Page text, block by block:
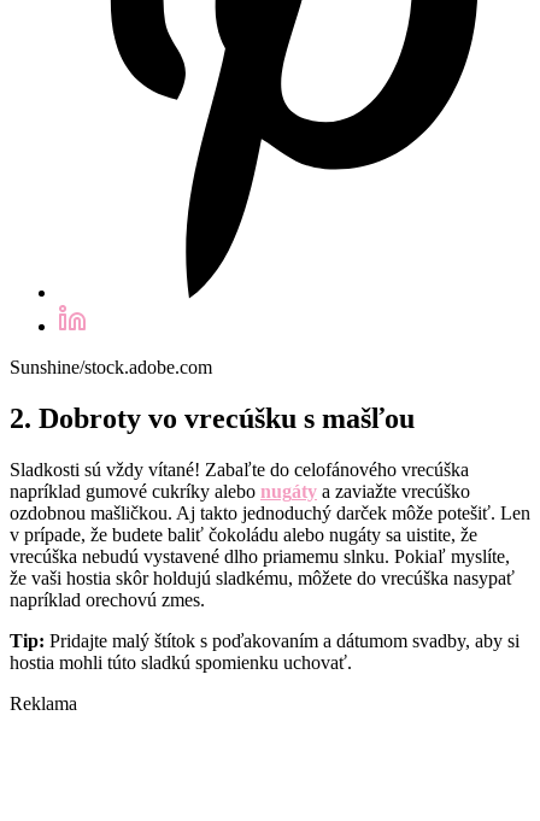
Sunshine/stock.adobe.com
2. Dobroty vo vrecúšku s mašľou
Sladkosti sú vždy vítané! Zabaľte do celofánového vrecúška
napríklad gumové cukríky alebo nugáty a zaviažte vrecúško
ozdobnou mašličkou. Aj takto jednoduchý darček môže potešiť. Len
v prípade, že budete baliť čokoládu alebo nugáty sa uistite, že
vrecúška nebudú vystavené dlho priamemu slnku. Pokiaľ myslíte,
že vaši hostia skôr holdujú sladkému, môžete do vrecúška nasypať
napríklad orechovú zmes.
Tip: Pridajte malý štítok s poďakovaním a dátumom svadby, aby si
hostia mohli túto sladkú spomienku uchovať.
Reklama